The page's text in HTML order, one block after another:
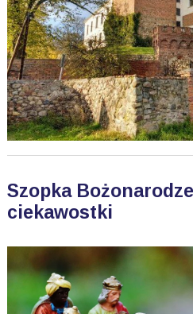
Szopka
ciekawostki